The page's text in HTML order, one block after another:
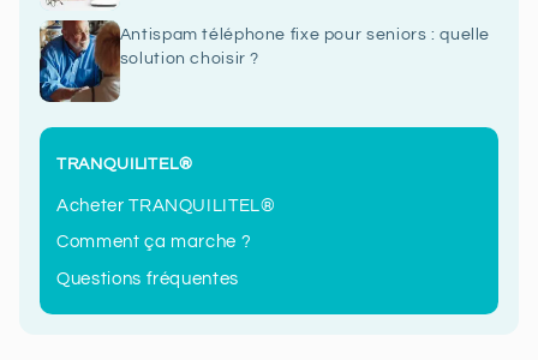
Antispam téléphone fixe pour seniors : quelle
solution choisir ?
TRANQUILITEL®
Acheter TRANQUILITEL®
Comment ça marche ?
Questions fréquentes